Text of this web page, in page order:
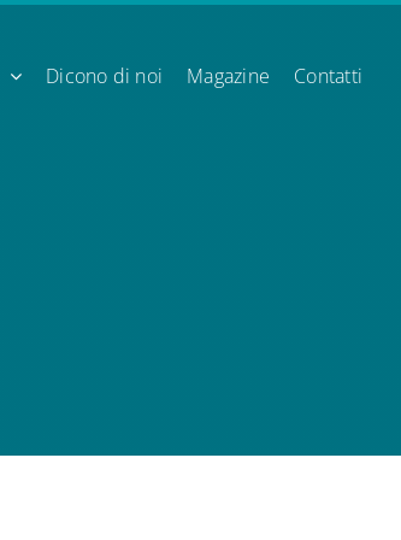
Dicono di noi Magazine Contatti